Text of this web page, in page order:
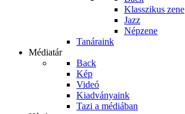
Klasszikus zene
Jazz
Népzene
Tanáraink
Médiatár
Back
Kép
Videó
Kiadványaink
Tazi a médiában